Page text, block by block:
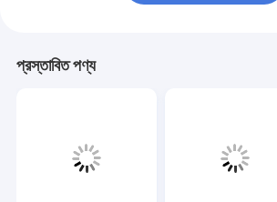
প্রস্তাবিত পণ্য